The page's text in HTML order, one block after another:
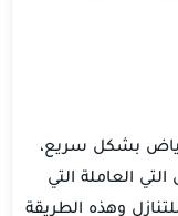
بشكل سريع،
العاملة التي
وهذه الطريقة